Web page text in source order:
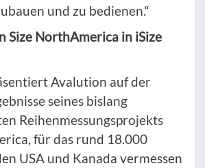
und zu bedienen.“
Size NorthAmerica in iSize
Avalution auf der
seines bislang
Reihenmessungsprojekts
für das rund 18.000
USA und Kanada vermessen